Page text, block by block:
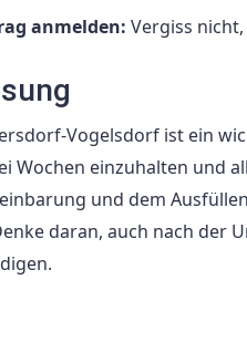
anmelden: Vergiss
Vogelsdorf ist ein
Wochen einzuhalten und
und dem
daran, auch nach der